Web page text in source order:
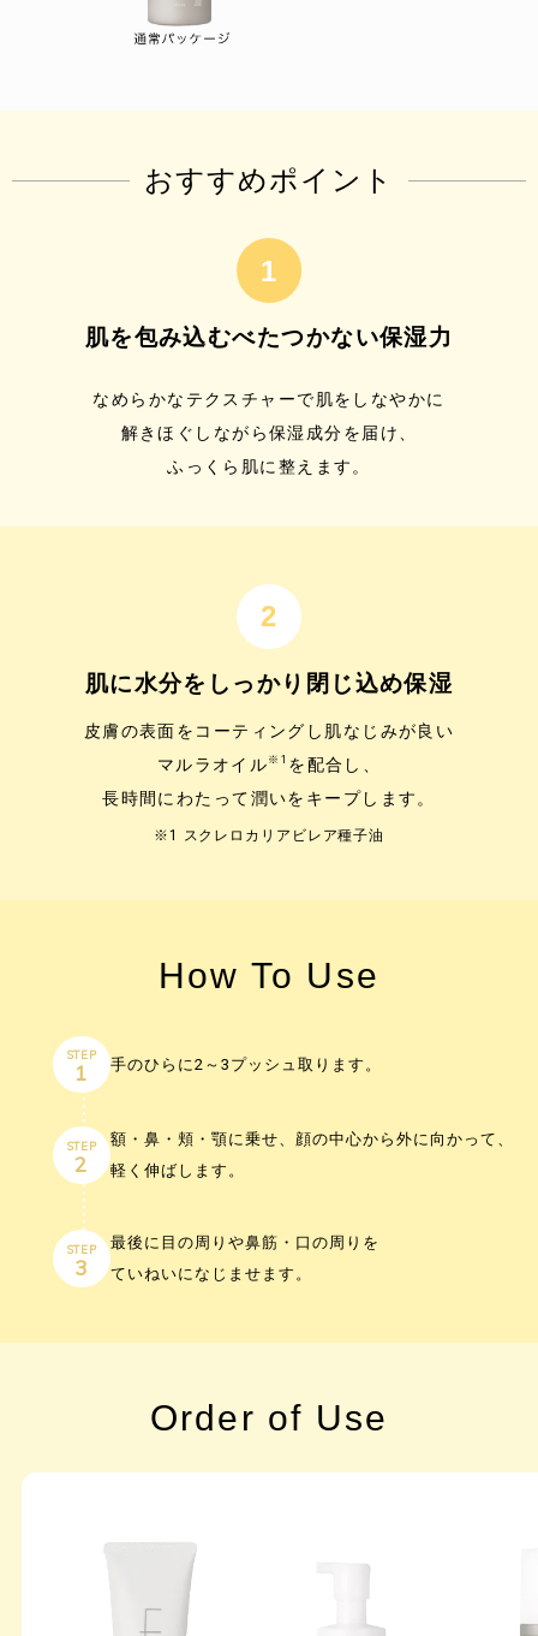
おすすめポイント
肌を包み込むべたつかない保湿力
なめらかなテクスチャーで肌をしなやかに
解きほぐしながら保湿成分を届け、
ふっくら肌に整えます。
肌に水分をしっかり閉じ込め保湿
皮膚の表面をコーティングし肌なじみが良い
マルラオイル ※1 を配合し、
長時間にわたって潤いをキープします。
※1 スクレロカリアビレア種子油
How To Use
STEP
1 手のひらに2～3プッシュ取ります。
STEP
2
額・鼻・頬・顎に乗せ、顔の中心から外に向かって、
軽く伸ばします。
STEP
3
最後に目の周りや鼻筋・口の周りを
ていねいになじませます。
Order of Use